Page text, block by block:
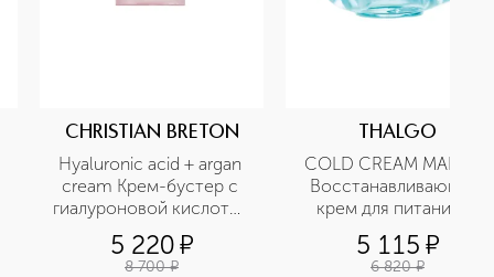
CHRISTIAN BRETON
Hyaluronic acid + argan
cream Крем-бустер с
гиалуроновой кислотой
и аргановым маслом
5 220¤
8 700 ¤
THALGO
COLD CREAM MARINE
Восстанавливающий
крем для питания и
комфорта кожи
5 115 ¤
6 820 ¤